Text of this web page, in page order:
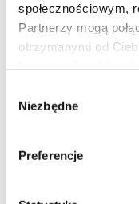
społecznościowym,
Partnerzy mogą
otrzymanymi od
zgody
Niezbędne
Preferencje
Znaki Pana
Wbrew oczekiwaniom
zaczyna studia
znaki nie wiszą w